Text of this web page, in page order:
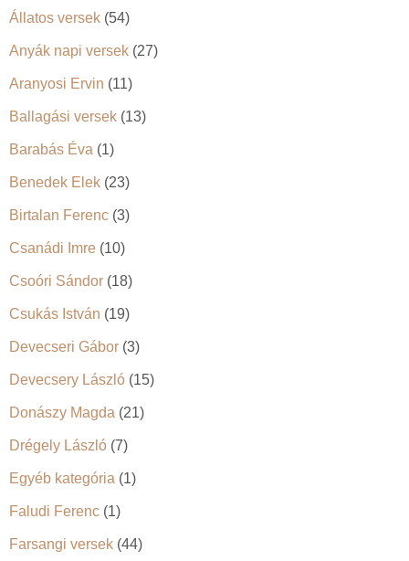
Állatos versek (54)
Anyák napi versek (27)
Aranyosi Ervin (11)
Ballagási versek (13)
Barabás Éva (1)
Benedek Elek (23)
Birtalan Ferenc (3)
Csanádi Imre (10)
Csoóri Sándor (18)
Csukás István (19)
Devecseri Gábor (3)
Devecsery László (15)
Donászy Magda (21)
Drégely László (7)
Egyéb kategória (1)
Faludi Ferenc (1)
Farsangi versek (44)